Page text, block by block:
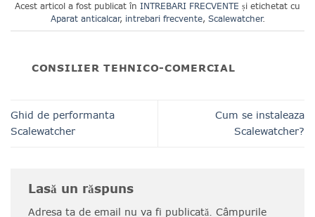
Acest articol a fost publicat în INTREBARI FRECVENTE și etichetat cu
Aparat anticalcar, intrebari frecvente, Scalewatcher.
CONSILIER TEHNICO-COMERCIAL
Ghid de performanta
Scalewatcher
Cum se instaleaza
Scalewatcher?
Lasă un răspuns
Adresa ta de email nu va fi publicată. Câmpurile